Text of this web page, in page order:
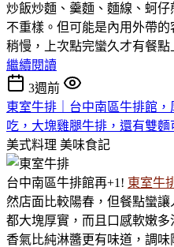
炒飯炒麵、羹麵、麵線、蚵
不重樣。但可能是內用外帶
稍慢，上次點完蠻久才有餐
繼續閱讀
3週前
東室牛排｜台中南區牛排館
吃，大塊雞腿牛排，還有雙麵
美式料理 美味食記
台中南區牛排館再+1! 東室牛
然店面比較陽春，但餐點蠻
都大塊厚實，而且口感軟嫩
香氣比純淋醬更有味道，調